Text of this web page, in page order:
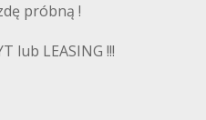
próbną !
lub LEASING !!!